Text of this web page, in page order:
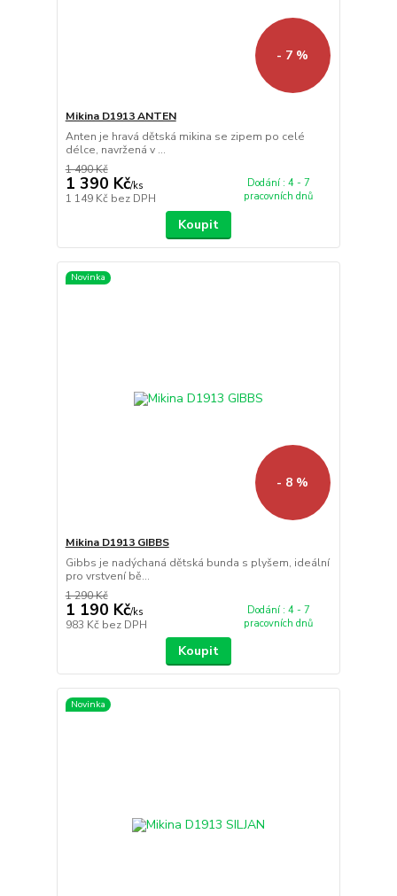
- 7 %
Mikina D1913 ANTEN
Anten je hravá dětská mikina se zipem po celé
délce, navržená v ...
1 490 Kč
1 390 Kč/ks
1 149 Kč bez DPH
Dodání : 4 - 7
pracovních dnů
Koupit
Novinka
- 8 %
Mikina D1913 GIBBS
Gibbs je nadýchaná dětská bunda s plyšem, ideální
pro vrstvení bě...
1 290 Kč
1 190 Kč/ks
983 Kč bez DPH
Dodání : 4 - 7
pracovních dnů
Koupit
Novinka